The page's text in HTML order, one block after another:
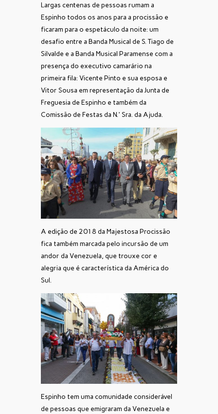
Largas centenas de pessoas rumam a
Espinho todos os anos para a procissão e
ficaram para o espetáculo da noite: um
desafio entre a Banda Musical de S. Tiago de
Silvalde e a Banda Musical Paramense com a
presença do executivo camarário na
primeira fila: Vicente Pinto e sua esposa e
Vitor Sousa em representação da Junta de
Freguesia de Espinho e também da
Comissão de Festas da N.ª Sra. da Ajuda.
A edição de 2018 da Majestosa Procissão
fica também marcada pelo incursão de um
andor da Venezuela, que trouxe cor e
alegria que é característica da América do
Sul.
Espinho tem uma comunidade considerável
de pessoas que emigraram da Venezuela e